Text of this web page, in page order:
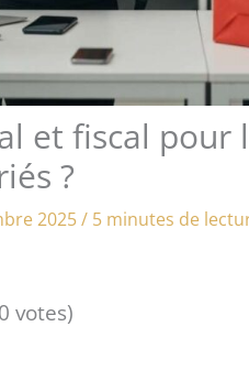
et fiscal pour
?
2025/ 5 minutes de
votes)